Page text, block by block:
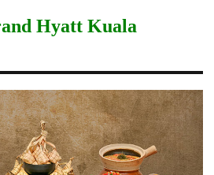
Hyatt Kuala